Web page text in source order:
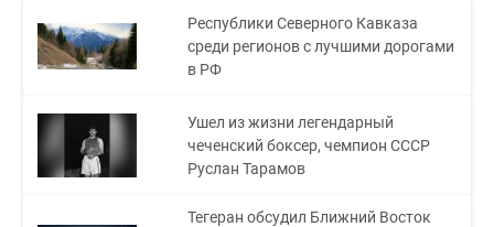
Республики Северного Кавказа
среди регионов с лучшими дорогами
в РФ
Ушел из жизни легендарный
чеченский боксер, чемпион СССР
Руслан Тарамов
Тегеран обсудил Ближний Восток